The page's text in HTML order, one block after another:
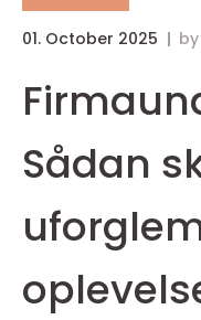
01. October 2025 by
Sådan